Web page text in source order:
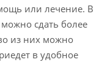
или лечение. В
сдать более
из них можно
в удобное